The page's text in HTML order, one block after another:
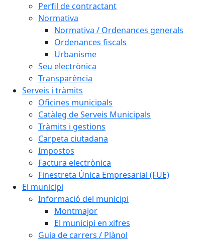
Perfil de contractant
Normativa
Normativa / Ordenances generals
Ordenances fiscals
Urbanisme
Seu electrònica
Transparència
Serveis i tràmits
Oficines municipals
Catàleg de Serveis Municipals
Tràmits i gestions
Carpeta ciutadana
Impostos
Factura electrònica
Finestreta Única Empresarial (FUE)
El municipi
Informació del municipi
Montmajor
El municipi en xifres
Guia de carrers / Plànol